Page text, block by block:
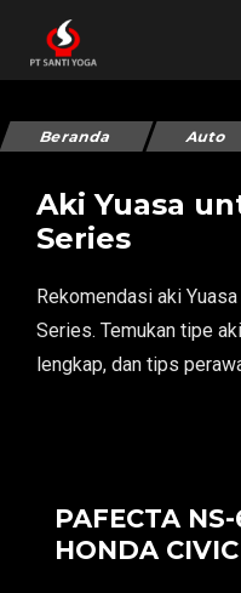
Beranda Auto
Aki Yuasa
Series
Rekomendasi aki
Series. Temukan tipe
lengkap, dan tips
PAFECTA
HONDA